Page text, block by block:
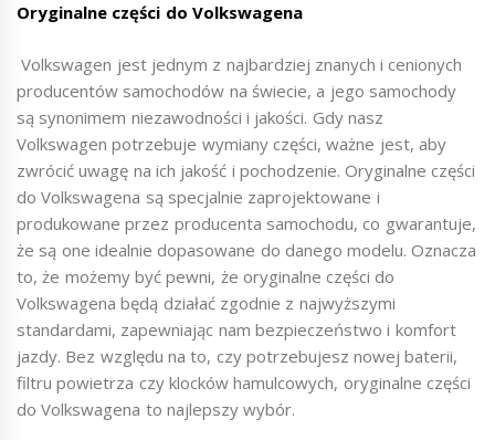
Oryginalne części do Volkswagena
Volkswagen jest jednym z najbardziej znanych i cenionych
producentów samochodów na świecie, a jego samochody
są synonimem niezawodności i jakości. Gdy nasz
Volkswagen potrzebuje wymiany części, ważne jest, aby
zwrócić uwagę na ich jakość i pochodzenie. Oryginalne części
do Volkswagena są specjalnie zaprojektowane i
produkowane przez producenta samochodu, co gwarantuje,
że są one idealnie dopasowane do danego modelu. Oznacza
to, że możemy być pewni, że oryginalne części do
Volkswagena będą działać zgodnie z najwyższymi
standardami, zapewniając nam bezpieczeństwo i komfort
jazdy. Bez względu na to, czy potrzebujesz nowej baterii,
filtru powietrza czy klocków hamulcowych, oryginalne części
do Volkswagena to najlepszy wybór.